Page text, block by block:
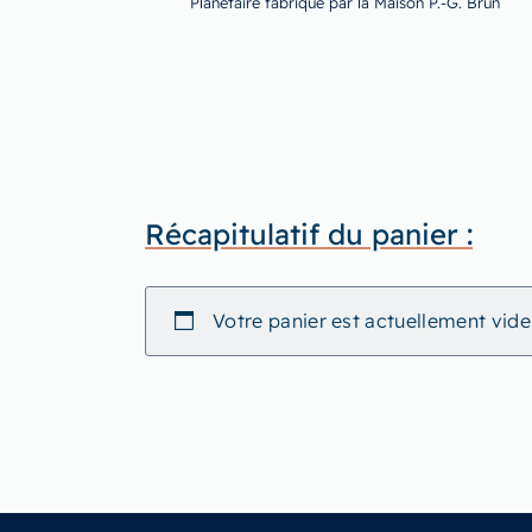
Récapitulatif du panier :
Votre panier est actuellement